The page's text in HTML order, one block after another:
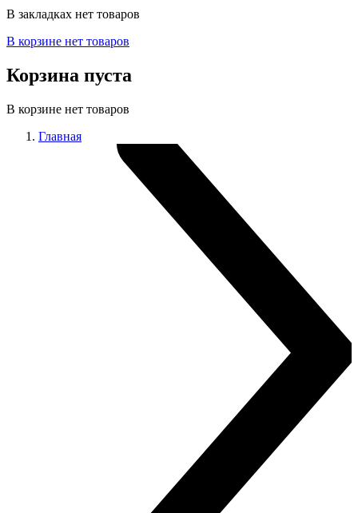
В закладках нет товаров
В корзине нет товаров
Корзина пуста
В корзине нет товаров
Главная